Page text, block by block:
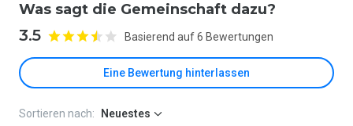
Was sagt die Gemeinschaft dazu?
3.5 Basierend auf 6 Bewertungen
Eine Bewertung hinterlassen
Sortieren nach: Neuestes